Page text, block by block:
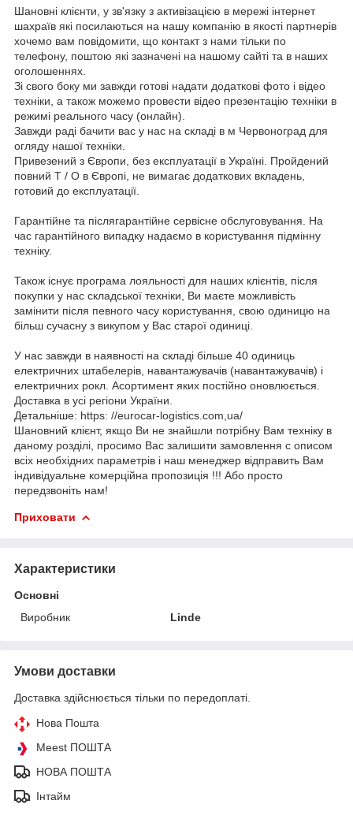
Шановні клієнти, у зв'язку з активізацією в мережі інтернет
шахраїв які посилаються на нашу компанію в якості партнерів
хочемо вам повідомити, що контакт з нами тільки по
телефону, поштою які зазначені на нашому сайті та в наших
оголошеннях.
Зі свого боку ми завжди готові надати додаткові фото і відео
техніки, а також можемо провести відео презентацію техніки в
режимі реального часу (онлайн).
Завжди раді бачити вас у нас на складі в м Червоноград для
огляду нашої техніки.
Привезений з Європи, без експлуатації в Україні. Пройдений
повний Т / О в Європі, не вимагає додаткових вкладень,
готовий до експлуатації.
Гарантійне та післягарантійне сервісне обслуговування. На
час гарантійного випадку надаємо в користування підмінну
техніку.
Також існує програма лояльності для наших клієнтів, після
покупки у нас складської техніки, Ви маєте можливість
замінити після певного часу користування, свою одиницю на
більш сучасну з викупом у Вас старої одиниці.
У нас завжди в наявності на складі більше 40 одиниць
електричних штабелерів, навантажувачів (навантажувачів) і
електричних рокл. Асортимент яких постійно оновлюється.
Доставка в усі регіони України.
Детальніше: https: //eurocar-logistics.com,ua/
Шановний клієнт, якщо Ви не знайшли потрібну Вам техніку в
даному розділі, просимо Вас залишити замовлення c описом
всіх необхідних параметрів і наш менеджер відправить Вам
індивідуальне комерційна пропозиція !!! Або просто
передзвоніть нам!
Приховати
Характеристики
Основні
Виробник
Linde
Умови доставки
Доставка здійснюється тільки по передоплаті.
Нова Пошта
Meest ПОШТА
НОВА ПОШТА
Інтайм